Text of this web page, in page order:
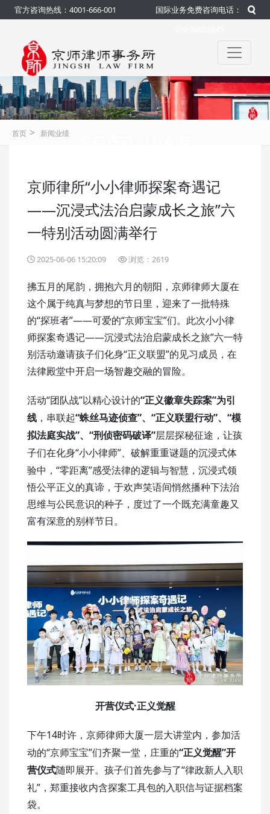
官方咨询热线：4001-666-001
国际业务免费咨询电话：
官方 咨询热线：4001-666-001
首页 > 新闻业绩
京师律所“小小律师探案奇遇记
——沉浸式法治启蒙成长之旅”六
一特别活动圆满举行
2025-06-06 15:20:09 浏览：2619
拂五月的尾韵，拥抱六月的朝阳，京师律师大厦在
这个属于纯真与梦想的节日里，迎来了一批特殊
的“探班者”——可爱的“京师宝宝”们。此次小小律
师探案奇遇记——沉浸式法治启蒙成长之旅”六一特
别活动邀请孩子们化身“正义联盟”的见习成员，在
法律殿堂中开启一场智趣交融的冒险。
活动“团队战”以精心设计的“正义徽章失踪案”为引
线 ，串联起“蛛丝马迹侦查”、“正义联盟行动”、“模
拟法庭实战”、“刑侦密码破译”层层探秘征途，让孩
子们在化身“小小律师”、破解重重谜题的沉浸式体
验中，“零距离”感受法律的逻辑与智慧，沉浸式领
悟公平正义的真谛，于欢声笑语间悄然播种下法治
思维与公民意识的种子，度过了一个既充满童趣又
富有深意的别样节日。
开营仪式·正义觉醒
下午14时许， 京师律师大厦一层大讲堂内，参加活
动的“京师宝宝”们齐聚一堂 ， 庄重的“正义觉醒”开
营仪式随即展开。孩子们首先参与了“律政新人入职
礼”，郑重接收内含探案工具包的入职信与证据档案
袋。